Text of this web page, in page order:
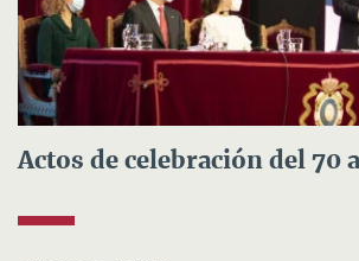
Actos de celebración del 70